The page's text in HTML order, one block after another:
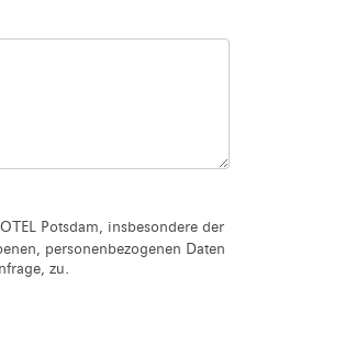
Potsdam, insbesondere der
personenbezogenen Daten
zu.